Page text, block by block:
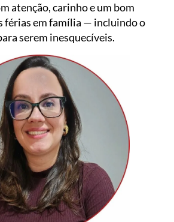
atenção, carinho e um bom
férias em família — incluindo o
serem inesquecíveis.